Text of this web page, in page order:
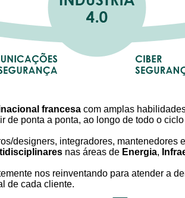
francesa com amplas
de ponta a ponta, ao longo de todo o
designers, integradores, mantenedores
nas áreas de Energia,
nos reinventando para atender a
de cada cliente.